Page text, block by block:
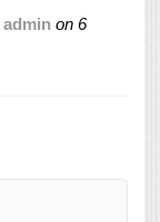
admin on 6